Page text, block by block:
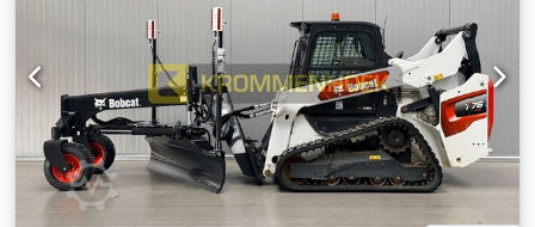
bueno = Otras opciones y equipamiento = - 3er circuito
hidráulico - Faros de trabajo - Orugas de goma - Alto
caudal - Acoplador rápido hidráulico - Radio =
Observaciones = Tren motriz Normativa / Nivel: Stage IV /
Tier IV final General País de fabricación: EE.UU. Estado Tipo
CE: CE Hidráulica auxiliar de alto caudal, 2 velocidades de
traslación, suspensión del tren de rodaje, focos de trabajo
adicionales, acoplador rápido hidráulico, radio, asiento
neumático, pintura original.